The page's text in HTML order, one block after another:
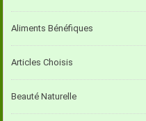
Aliments Bénéfiques
Articles Choisis
Beauté Naturelle